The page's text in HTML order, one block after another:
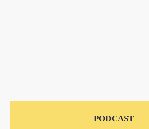
PODCAST